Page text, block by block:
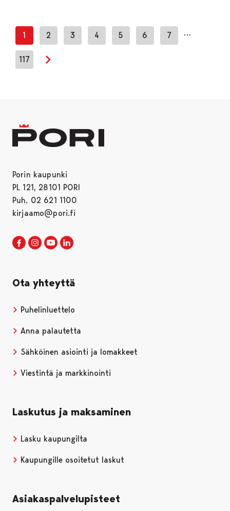
1 2 3 4 5 6 7 …
117
Porin kaupunki
PL 121, 28101 PORI
Puh. 02 621 1100
kirjaamo@pori.fi
Porin kaupunki Facebookissa
Avautuu uudessa välilehdessä
Porin kaupunki Instagramissa
Avautuu uudessa välilehdessä
Porin kaupunki Youtubessa
Avautuu uudessa välilehdessä
Ota yhteyttä
Puhelinluettelo
Anna palautetta
Sähköinen asiointi ja lomakkeet
Viestintä ja markkinointi
Laskutus ja maksaminen
Lasku kaupungilta
Kaupungille osoitetut laskut
Asiakaspalvelupisteet